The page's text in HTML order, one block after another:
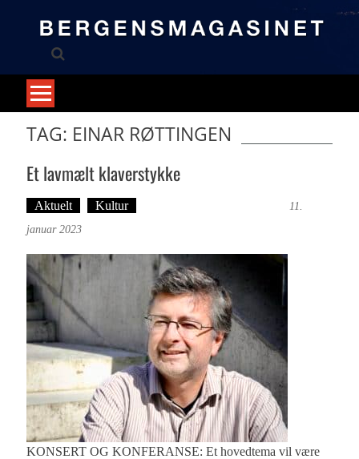
TAG: EINAR RØTTINGEN
Et lavmælt klaverstykke
Aktuelt Kultur
11.
januar 2023
KONSERT OG KONFERANSE: Et hovedtema vil være